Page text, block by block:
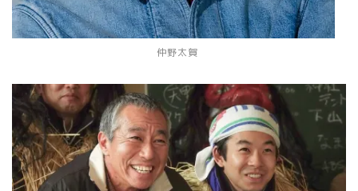
仲野太賀